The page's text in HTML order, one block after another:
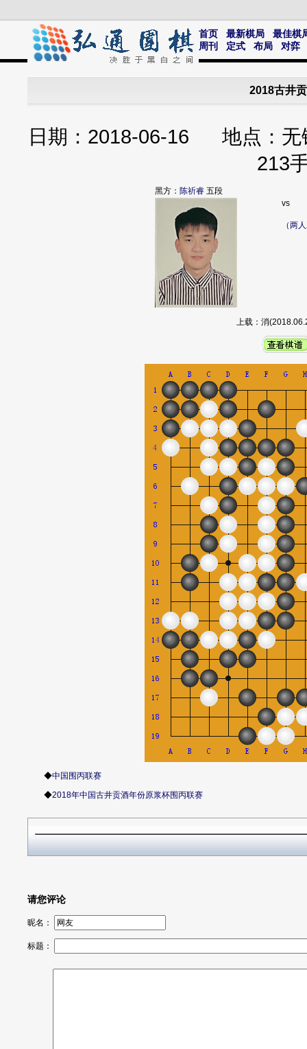
首页 最新棋局
最佳棋
周刊
定式 布局 对弈
2018古井
日期：2018-06-16 地点：
213
黑方： 陈祈睿 五段
vs
（两
上载：消
◆中国围丙联赛
◆2018年中国古井贡酒年份原浆杯围丙联赛
请您评论
昵名：
标题：